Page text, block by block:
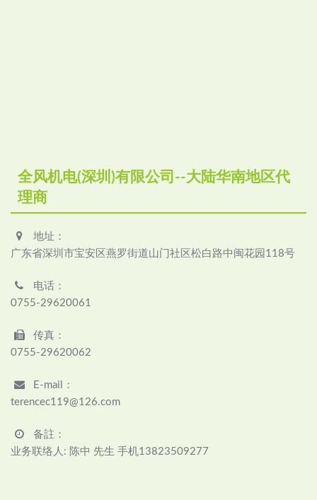
全风机电(深圳)有限公司--大陆华南地区代
理商
地址：
广东省深圳市宝安区燕罗街道山门社区松白路中闽花园118号
电话：
0755-29620061
传真：
0755-29620062
E-mail：
terencec119@126.com
备註：
业务联络人: 陈中 先生 手机13823509277